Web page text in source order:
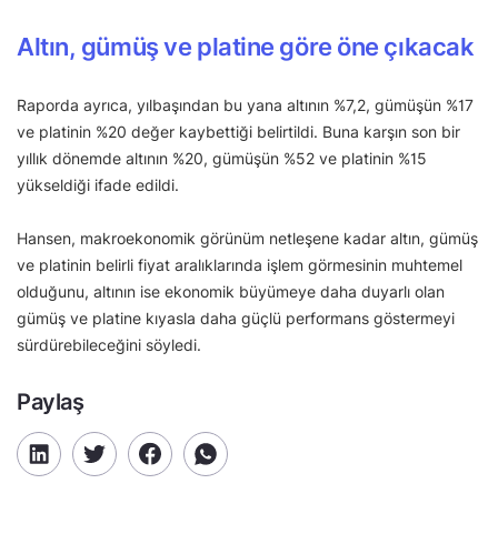
Altın, gümüş ve platine göre öne çıkacak
Raporda ayrıca, yılbaşından bu yana altının %7,2, gümüşün %17
ve platinin %20 değer kaybettiği belirtildi. Buna karşın son bir
yıllık dönemde altının %20, gümüşün %52 ve platinin %15
yükseldiği ifade edildi.
Hansen, makroekonomik görünüm netleşene kadar altın, gümüş
ve platinin belirli fiyat aralıklarında işlem görmesinin muhtemel
olduğunu, altının ise ekonomik büyümeye daha duyarlı olan
gümüş ve platine kıyasla daha güçlü performans göstermeyi
sürdürebileceğini söyledi.
Paylaş